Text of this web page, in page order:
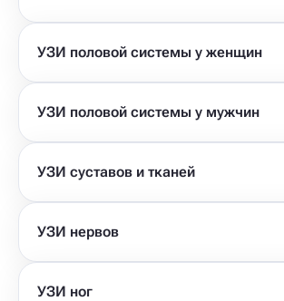
УЗИ половой системы у женщин
УЗИ половой системы у мужчин
УЗИ суставов и тканей
УЗИ нервов
УЗИ ног